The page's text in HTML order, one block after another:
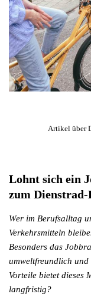
Artikel über
Lohnt sich ein
zum Dienstrad-
Wer im Berufsalltag
Verkehrsmitteln
Besonders das
umweltfreundlich
Vorteile bietet dieses
langfristig?